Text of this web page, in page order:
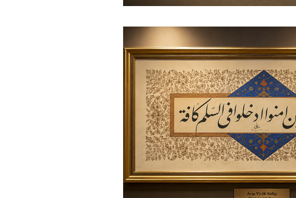
Hz. Muhammed Ceyhun Oydem